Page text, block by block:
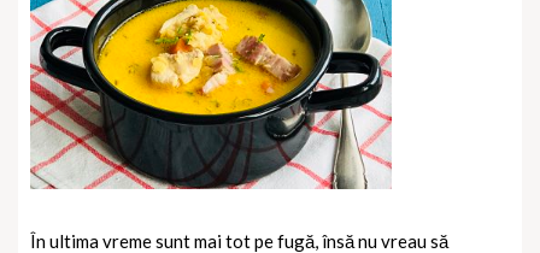
În ultima vreme sunt mai tot pe fugă, însă nu vreau să